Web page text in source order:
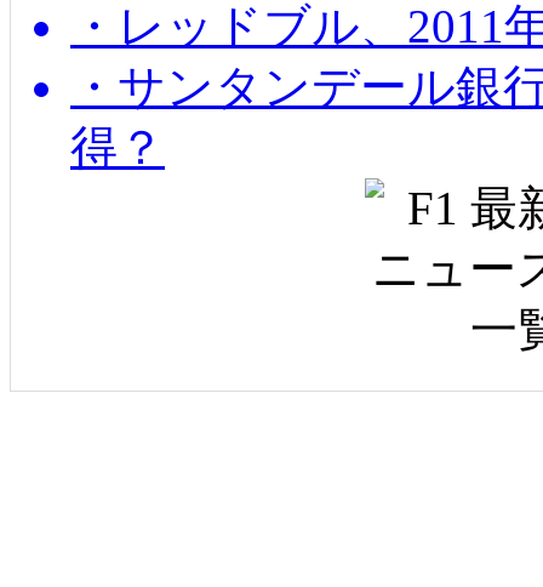
・レッドブル、2011
・サンタンデール銀
得？